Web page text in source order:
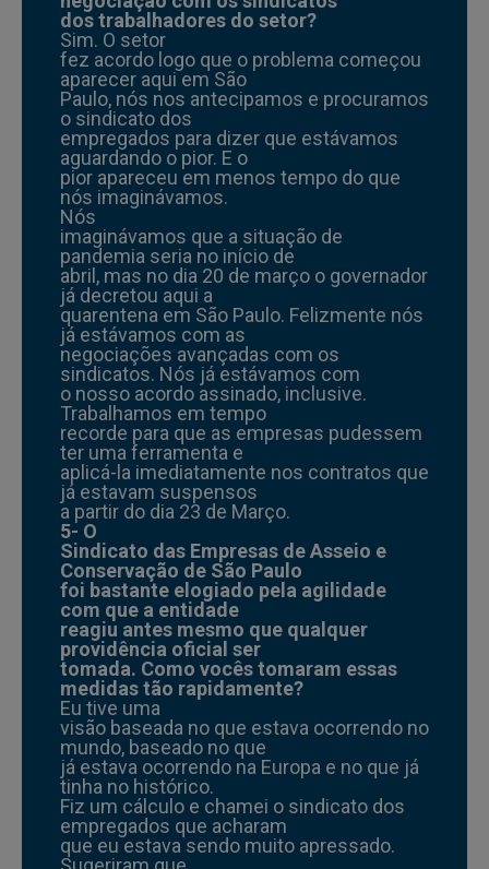
dos trabalhadores do setor?
Sim. O setor
fez acordo logo que o problema começou
aparecer aqui em São
Paulo, nós nos antecipamos e procuramos
o sindicato dos
empregados para dizer que estávamos
aguardando o pior. E o
pior apareceu em menos tempo do que
nós imaginávamos.
Nós
imaginávamos que a situação de
pandemia seria no início de
abril, mas no dia 20 de março o governador
já decretou aqui a
quarentena em São Paulo. Felizmente nós
já estávamos com as
negociações avançadas com os
sindicatos. Nós já estávamos com
o nosso acordo assinado, inclusive.
Trabalhamos em tempo
recorde para que as empresas pudessem
ter uma ferramenta e
aplicá-la imediatamente nos contratos que
já estavam suspensos
a partir do dia 23 de Março.
5- O
Sindicato das Empresas de Asseio e
Conservação de São Paulo
foi bastante elogiado pela agilidade
com que a entidade
reagiu antes mesmo que qualquer
providência oficial ser
tomada. Como vocês tomaram essas
medidas tão rapidamente?
Eu tive uma
visão baseada no que estava ocorrendo no
mundo, baseado no que
já estava ocorrendo na Europa e no que já
tinha no histórico.
Fiz um cálculo e chamei o sindicato dos
empregados que acharam
que eu estava sendo muito apressado.